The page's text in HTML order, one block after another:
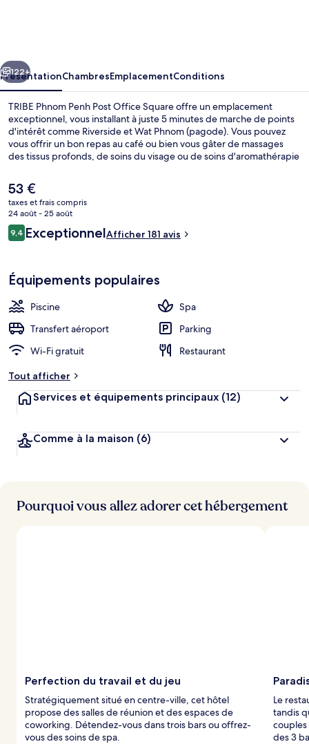
Office
Square
Suivant
122+
PrésentationChambresEmplacementConditions
TRIBE Phnom Penh Post Office Square offre un emplacement
exceptionnel, vous installant à juste 5 minutes de marche de points
d'intérêt comme Riverside et Wat Phnom (pagode). Vous pouvez
vous offrir un bon repas au café ou bien vous gâter de massages
des tissus profonds, de soins du visage ou de soins d'aromathérapie
outre 3 bars/lounges, une piscine extérieure et un bar en bord de
piscine. Les autres voyageurs adorent le personnel attentionné.
Le
prix
actuel
est
de
53 €
taxes et frais compris
24 août - 25 août
Avis
voyageurs
9,49,4 sur 10
ExceptionnelAfficher 181 avis
Équipements populaires
Piscine
Spa
Transfert aéroport
Parking
Wi-Fi gratuit
Restaurant
Tout afficher
Services et équipements principaux (12)
Comme à la maison (6)
Pourquoi vous allez adorer cet hébergement
Perfection du travail et du jeu
Stratégiquement situé en centre-ville, cet hôtel
propose des salles de réunion et des espaces de
coworking. Détendez-vous dans trois bars ou offrez-
vous des soins de spa.
Le
tandis
couples
des 3